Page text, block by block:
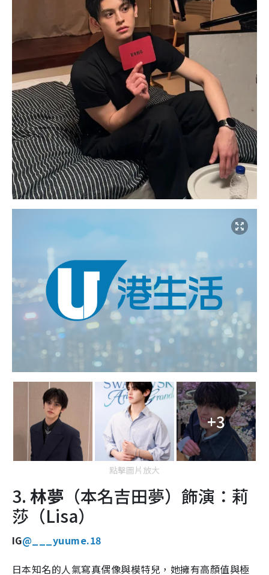
+3
點擊圖片放大
3. 林夢 （本名吉田夢）飾演：莉
莎（Lisa）
IG@___yuume.18
日本知名的人氣寫真偶像與模特兒，她擁有高顏值與極